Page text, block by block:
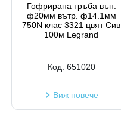
Гофрирана тръба вън.
ф20мм вътр. ф14.1мм
750N клас 3321 цвят Сив
100м Legrand
Код: 651020
Виж повече